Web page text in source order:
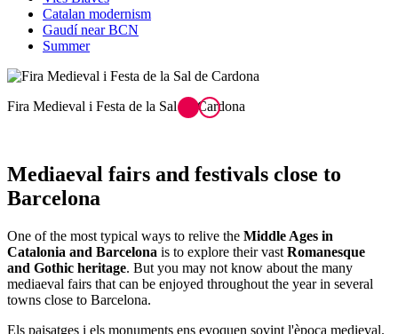
Catalan modernism
Gaudí near BCN
Summer
Mercat Medieval de Vic
Mediaeval fairs and festivals close to
Barcelona
One of the most typical ways to relive the Middle Ages in
Catalonia and Barcelona is to explore their vast Romanesque
and Gothic heritage. But you may not know about the many
mediaeval fairs that can be enjoyed throughout the year in several
towns close to Barcelona.
Els paisatges i els monuments ens evoquen sovint l'època medieval.